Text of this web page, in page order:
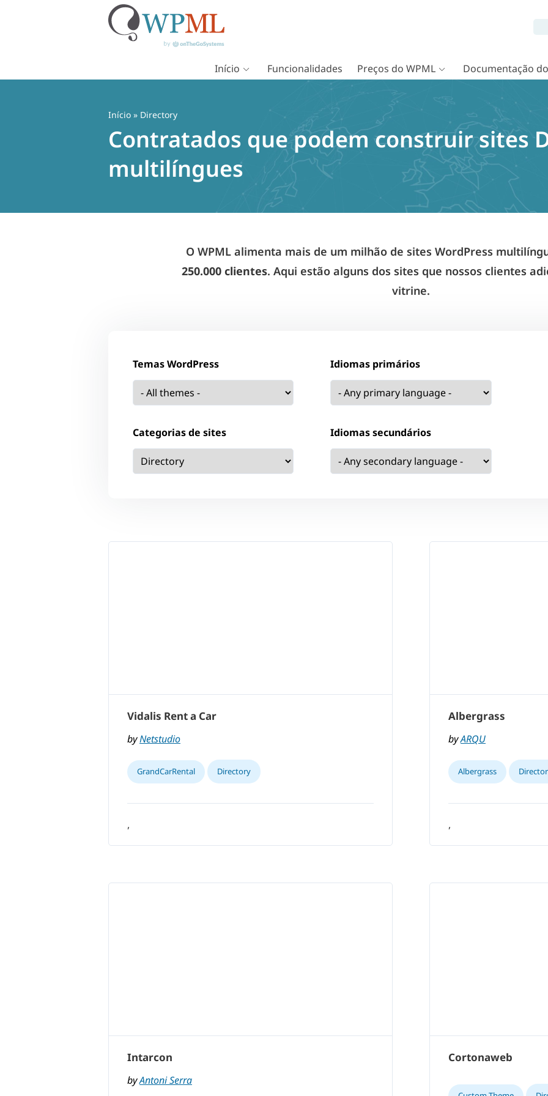
Início Funcionalidades Preços do WPML Documentação
Início » Directory
Contratados que podem construir sites
multilíngues
O WPML alimenta mais de um milhão de sites WordPress
250.000 clientes. Aqui estão alguns dos sites que nossos clientes
vitrine.
Temas WordPress
Categorias de sites
Idiomas primários
Idiomas secundários
Vidalis Rent a Car
byNetstudio
GrandCarRental Directory
,
Albergrass
byARQU
Albergrass
,
Intarcon
byAntoni Serra
Cortonaweb